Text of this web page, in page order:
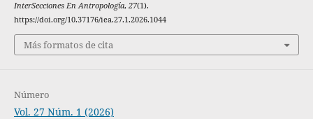
InterSecciones En Antropología, 27(1).
https://doi.org/10.37176/iea.27.1.2026.1044
Más formatos de cita
Número
Vol. 27 Núm. 1 (2026)